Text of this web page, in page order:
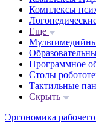
Комплексы
Еще
Программное
Столы
Тактильные
Скрыть
Эргономика рабочего